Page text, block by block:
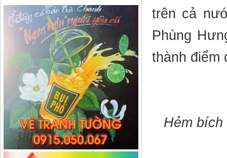
trên cả
Phùng
thành điểm
Hẻm bích